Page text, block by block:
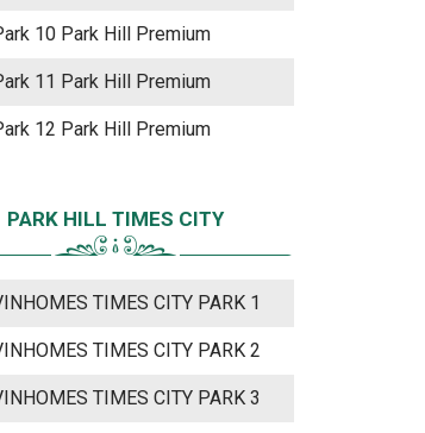
10 Park Hill Premium
11 Park Hill Premium
12 Park Hill Premium
PARK HILL TIMES CITY
TIMES CITY PARK 1
TIMES CITY PARK 2
TIMES CITY PARK 3